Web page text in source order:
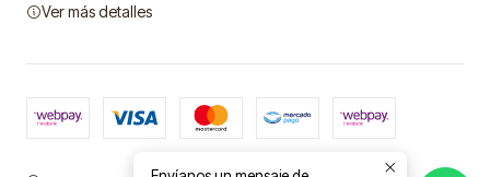
Ver más detalles